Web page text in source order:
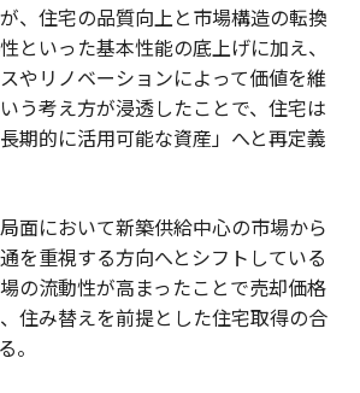
、住宅の品質向上と市場構造の転換
といった基本性能の底上げに加え、
やリノベーションによって価値を維
う考え方が浸透したことで、住宅は
期的に活用可能な資産」へと再定義
面において新築供給中心の市場から
を重視する方向へとシフトしている
の流動性が高まったことで売却価格
住み替えを前提とした住宅取得の合
。